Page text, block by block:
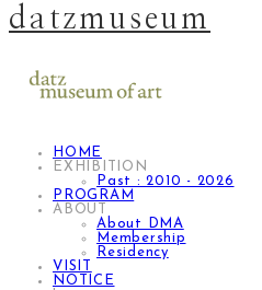
datzmuseum
HOME
EXHIBITION
Past : 2010 - 2026
PROGRAM
ABOUT
About DMA
Membership
Residency
VISIT
NOTICE